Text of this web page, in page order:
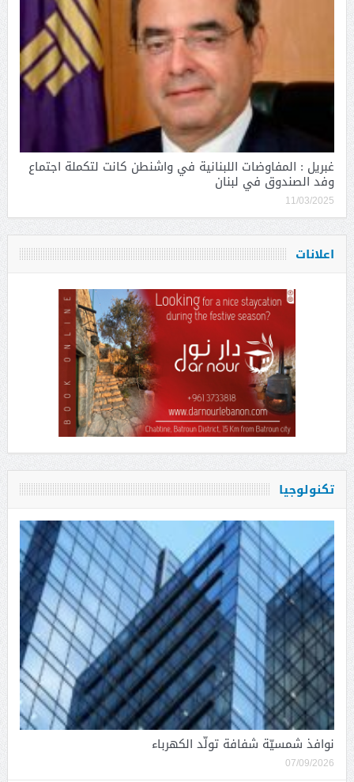
غبريل : المفاوضات اللبنانية في واشنطن كانت لتكملة اجتماع
وفد الصندوق في لبنان
11/03/2025
اعلانات
تكنولوجيا
نوافذ شمسيّة شفافة تولّد الكهرباء
07/09/2026